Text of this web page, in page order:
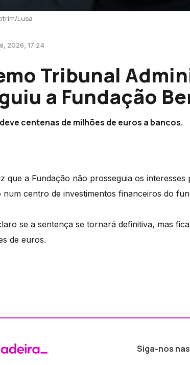
Lusa
2026, 17:24
Tribunal
a Fundação
centenas de milhões de euros a bancos.
que a Fundação não prosseguia os
centro de investimentos financeiros do
se a sentença se tornará definitiva, mas
de euros.
Siga-nos